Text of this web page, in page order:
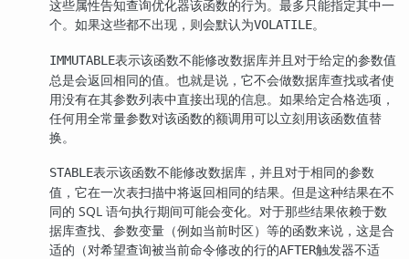
这些属性告知查询优化器该函数的行为。最多只能指定其中一
个。如果这些都不出现，则会默认为VOLATILE。
IMMUTABLE表示该函数不能修改数据库并且对于给定的参数值
总是会返回相同的值。也就是说，它不会做数据库查找或者使
用没有在其参数列表中直接出现的信息。如果给定合格选项，
任何用全常量参数对该函数的额调用可以立刻用该函数值替
换。
STABLE表示该函数不能修改数据库，并且对于相同的参数
值，它在一次表扫描中将返回相同的结果。但是这种结果在不
同的 SQL 语句执行期间可能会变化。对于那些结果依赖于数
据库查找、参数变量（例如当前时区）等的函数来说，这是合
适的（对希望查询被当前命令修改的行的AFTER触发器不适